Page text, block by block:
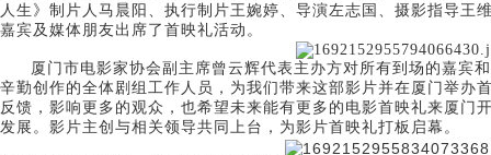
人生》制片人马晨阳、执行制片王婉婷、导演左志国、摄影指导王
嘉宾及媒体朋友出席了首映礼活动。
厦门市电影家协会副主席曾云辉代表主办方对所有到场的嘉宾
辛勤创作的全体剧组工作人员，为我们带来这部影片并在厦门举办
反馈，影响更多的观众，也希望未来能有更多的电影首映礼来厦门
发展。影片主创与相关领导共同上台，为影片首映礼打板启幕。